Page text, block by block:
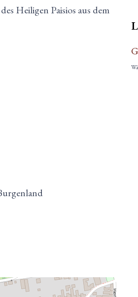
Heiligen Paisios aus dem